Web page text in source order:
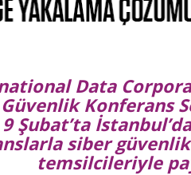
Data
Konferans
Şubat’ta
siber
temsilcileriyle